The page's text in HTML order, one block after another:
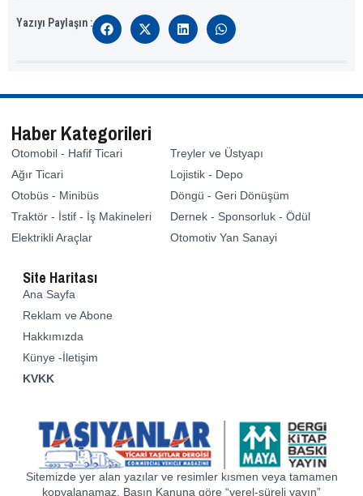
Yazıyı Paylaşın :
Haber Kategorileri
Otomobil - Hafif Ticari
Ağır Ticari
Otobüs - Minibüs
Traktör - İstif - İş Makineleri
Elektrikli Araçlar
Treyler ve Üstyapı
Lojistik - Depo
Döngü - Geri Dönüşüm
Dernek - Sponsorluk - Ödül
Otomotiv Yan Sanayi
Site Haritası
Ana Sayfa
Reklam ve Abone
Hakkımızda
Künye -İletişim
KVKK
Sitemizde yer alan yazılar ve resimler kısmen veya tamamen
kopyalanamaz. Basın Kanuna göre “yerel-süreli yayın”